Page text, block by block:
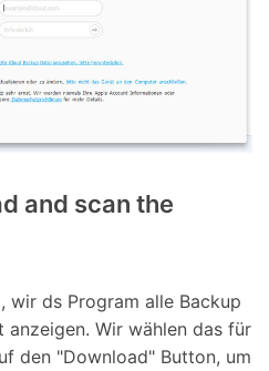
and scan the
wir ds Program alle Backup
Wir wählen das für
den "Download" Button, um